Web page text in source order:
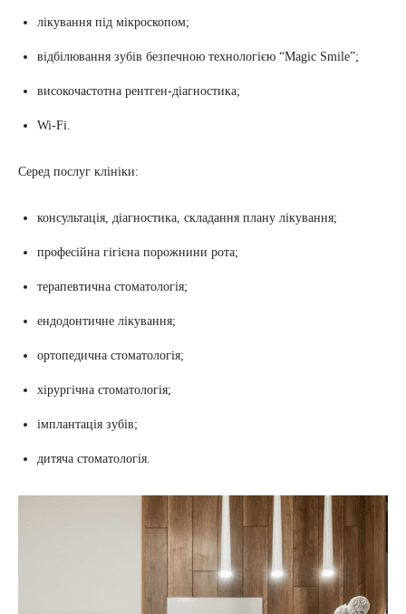
лікування під мікроскопом;
відбілювання зубів безпечною технологією “Magic Smile”;
високочастотна рентген-діагностика;
Wi-Fi.
Серед послуг клініки:
консультація, діагностика, складання плану лікування;
професійна гігієна порожнини рота;
терапевтична стоматологія;
ендодонтичне лікування;
ортопедична стоматологія;
хірургічна стоматологія;
імплантація зубів;
дитяча стоматологія.